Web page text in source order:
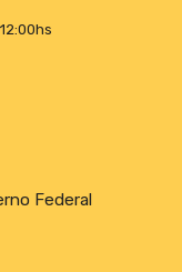
Federal